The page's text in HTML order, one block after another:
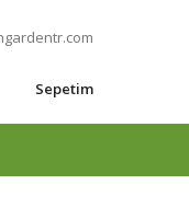
Sepetim